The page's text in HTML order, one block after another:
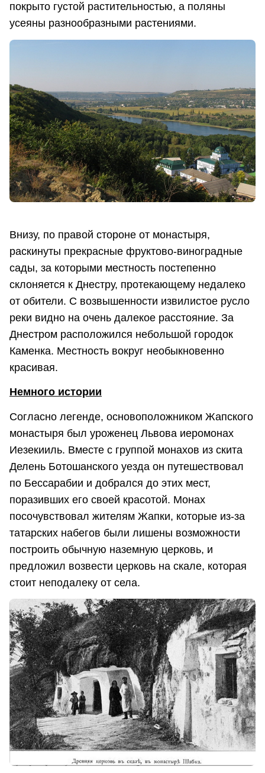
покрыто густой растительностью, а поляны
усеяны разнообразными растениями.
Внизу, по правой стороне от монастыря,
раскинуты прекрасные фруктово-виноградные
сады, за которыми местность постепенно
склоняется к Днестру, протекающему недалеко
от обители. С возвышенности извилистое русло
реки видно на очень далекое расстояние. За
Днестром расположился небольшой городок
Каменка. Местность вокруг необыкновенно
красивая.
Немного истории
Согласно легенде, основоположником Жапского
монастыря был уроженец Львова иеромонах
Иезекииль. Вместе с группой монахов из скита
Делень Ботошанского уезда он путешествовал
по Бессарабии и добрался до этих мест,
поразивших его своей красотой. Монах
посочувствовал жителям Жапки, которые из-за
татарских набегов были лишены возможности
построить обычную наземную церковь, и
предложил возвести церковь на скале, которая
стоит неподалеку от села.